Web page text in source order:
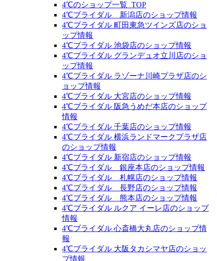
4℃のショップ一覧_TOP
4℃ブライダル 新潟店のショップ情報
4℃ブライダル 町田東急ツインズ店のショ
ップ情報
4℃ブライダル 池袋店のショップ情報
4℃ブライダル グランデュオ立川店のショ
ップ情報
4℃ブライダル ラゾーナ川崎プラザ店のシ
ョップ情報
4℃ブライダル 大宮店のショップ情報
4℃ブライダル 阪急うめだ本店のショップ
情報
4℃ブライダル 千葉店のショップ情報
4℃ブライダル 横浜ランドマークプラザ店
のショップ情報
4℃ブライダル 新宿店のショップ情報
4℃ブライダル 銀座本店のショップ情報
4℃ブライダル 札幌店のショップ情報
4℃ブライダル 長野店のショップ情報
4℃ブライダル 熊本店のショップ情報
4℃ブライダル ルクア イーレ店のショップ
情報
4℃ブライダル 心斎橋大丸店のショップ情
報
4℃ブライダル 大阪タカシマヤ店のショッ
プ情報